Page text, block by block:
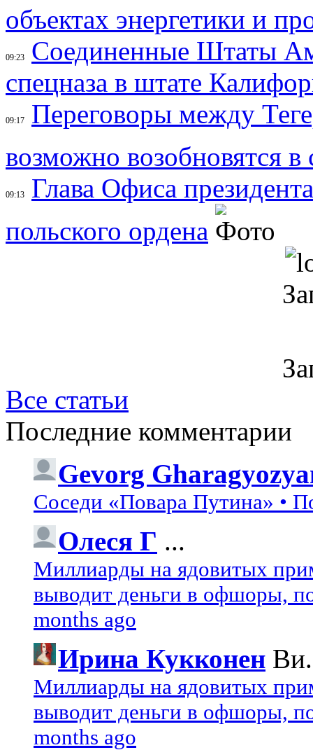
объектах энергетики и
09:23
Соединенные Штаты
спецназа в штате
09:17
Переговоры между
возможно возобновятся
09:13
Глава Офиса
польского ордена
Все статьи
Последние комментарии
Gevorg
Соседи «Повара Путина» •
Олеся Г ...
Миллиарды на ядовитых
выводит деньги в офшоры,
months ago
Ирина Кукконен
Миллиарды на ядовитых
выводит деньги в офшоры,
months ago